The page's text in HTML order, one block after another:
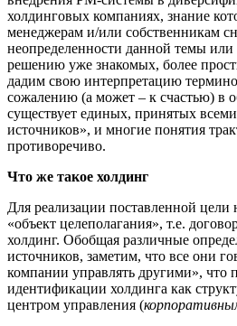
холдинговых компаниях, знание
менеджерам и/или собственникам
неопределенности данной темы или
решению уже знакомых, более
дадим свою интерпретацию
сожалению (а может – к счастью) в
существует единых, принятых
источников», и многие понятия
противоречиво.
Что же такое холдинг
Для реализации поставленной цели
«объект целеполагания», т.е.
холдинг. Обобщая различные
источников, заметим, что все они
компании управлять другими», что
идентификации холдинга как
центром управления (